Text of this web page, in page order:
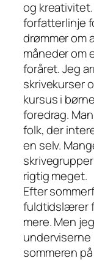
og
forfatterlinje
drømmer om
måneder om
foråret. Jeg
skrivekurser
kursus i
foredrag.
folk, der
en selv.
rigtig meget.
Efter
fuldtidslærer
mere. Men
sommeren